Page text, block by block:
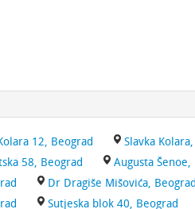
12, Beograd
Slavka
58, Beograd
Augusta Šenoe,
Dr Dragiše Mišovića, Beograd
Sutjeska blok 40, Beograd